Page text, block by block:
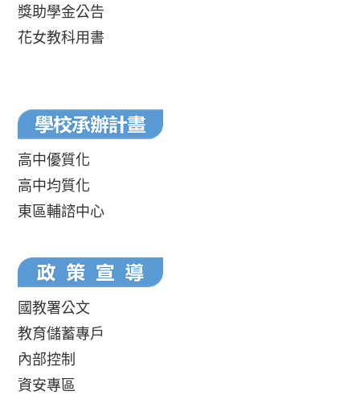
獎助學金公告
花女教科用書
高中優質化
高中均質化
東區輔諮中心
國教署公文
教育儲蓄專戶
內部控制
資安專區